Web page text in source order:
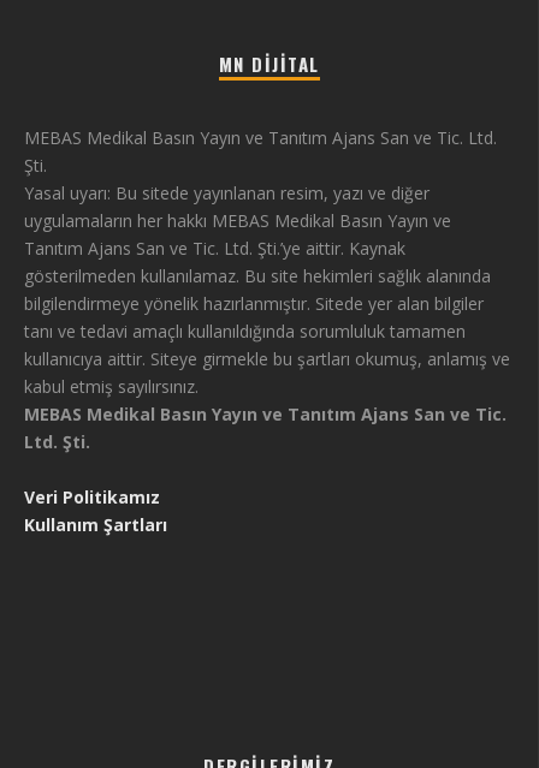
MN DIJITAL
MEBAS Medikal Basın Yayın ve Tanıtım Ajans San ve Tic. Ltd.
Şti.
Yasal uyarı: Bu sitede yayınlanan resim, yazı ve diğer
uygulamaların her hakkı MEBAS Medikal Basın Yayın ve
Tanıtım Ajans San ve Tic. Ltd. Şti.’ye aittir. Kaynak
gösterilmeden kullanılamaz. Bu site hekimleri sağlık alanında
bilgilendirmeye yönelik hazırlanmıştır. Sitede yer alan bilgiler
tanı ve tedavi amaçlı kullanıldığında sorumluluk tamamen
kullanıcıya aittir. Siteye girmekle bu şartları okumuş, anlamış ve
kabul etmiş sayılırsınız.
MEBAS Medikal Basın Yayın ve Tanıtım Ajans San ve Tic.
Ltd. Şti.
Veri Politikamız
Kullanım Şartları